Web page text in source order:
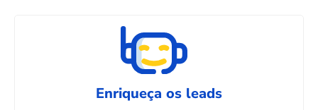
Enriqueça os leads